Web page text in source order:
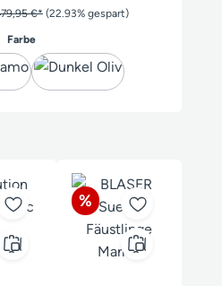
€* (22.93% gespart)
Farbeauswählen
Rabatt
%